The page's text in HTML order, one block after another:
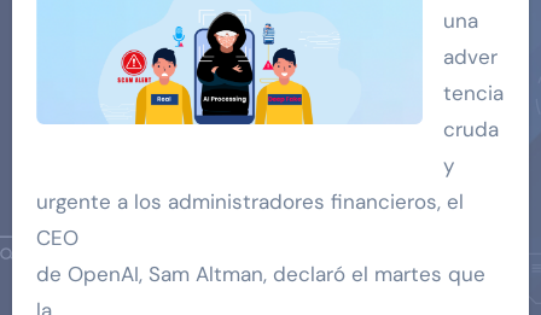
una
adver
tencia
cruda
y
urgente a los administradores financieros, el
CEO
de OpenAI, Sam Altman, declaró el martes que